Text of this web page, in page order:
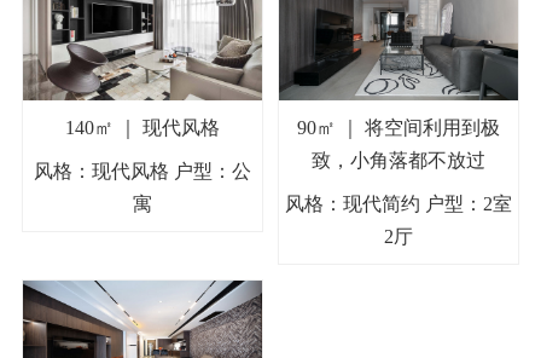
140㎡ ｜ 现代风格
风格：现代风格 户型：公
寓
90㎡ ｜ 将空间利用到极
致，小角落都不放过
风格：现代简约 户型：2室
2厅